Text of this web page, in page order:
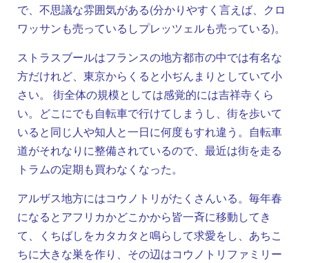
で、不思議な雰囲気がある(分かりやすく言えば、クロ
ワッサンも売っているしプレッツェルも売っている)。
ストラスブールはフランスの地方都市の中では有名な
方だけれど、東京からくると小ぢんまりとしていて小
さい。 街全体の規模としては感覚的には吉祥寺くら
い。どこにでも自転車で行けてしまうし、街を歩いて
いると同じ人や知人と一日に何度もすれ違う。自転車
道がそれなりに整備されているので、最近は街を走る
トラムの定期も買わなくなった。
アルザス地方にはコウノトリがたくさんいる。毎年春
になるとアフリカかどこかから皆一斉に移動してき
て、くちばしをカタカタと鳴らして求愛をし、あちこ
ちに大きな巣を作り、その辺はコウノトリファミリー